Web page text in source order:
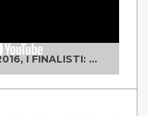
UNO TWO DREI 2015/2016, I FINALISTI: CLASSE IV ALS ISTITUTO "DEGASPERI" BORGO VALSUGANA